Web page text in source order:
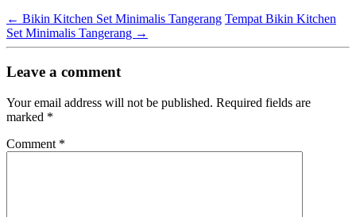
← Bikin Kitchen Set Minimalis Tangerang Tempat Bikin Kitchen
Set Minimalis Tangerang →
Leave a comment
Your email address will not be published. Required fields are
marked *
Comment *